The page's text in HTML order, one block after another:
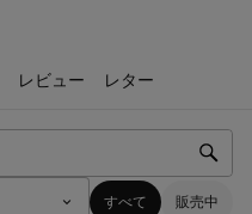
レビュー レター
すべて 販売中